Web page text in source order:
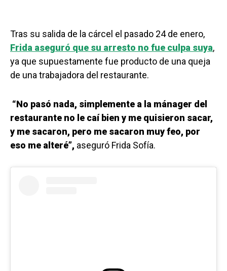
Tras su salida de la cárcel el pasado 24 de enero,
Frida aseguró que su arresto no fue culpa suya,
ya que supuestamente fue producto de una queja
de una trabajadora del restaurante.
“No pasó nada, simplemente a la mánager del
restaurante no le caí bien y me quisieron sacar,
y me sacaron, pero me sacaron muy feo, por
eso me alteré”, aseguró Frida Sofía.